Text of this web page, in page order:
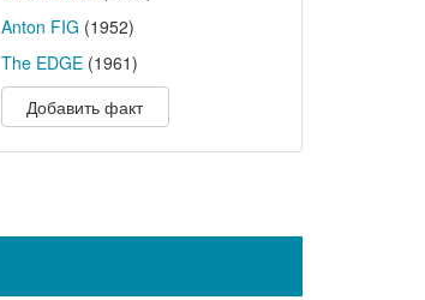
Anton FIG (1952)
The EDGE(1961)
Добавить факт